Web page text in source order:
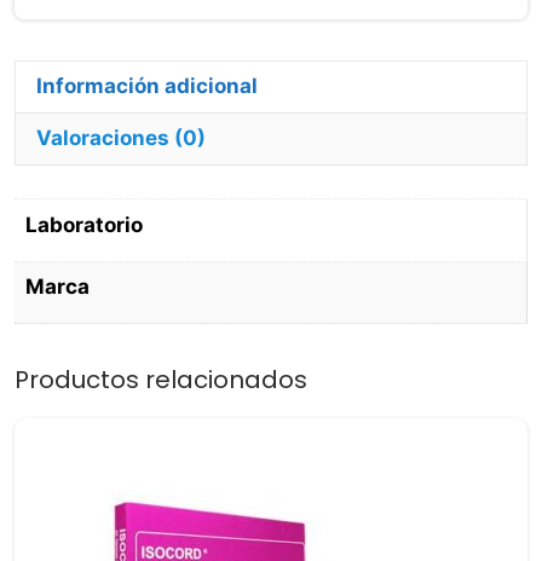
Información adicional
Valoraciones (0)
Laboratorio
Marca
Productos relacionados